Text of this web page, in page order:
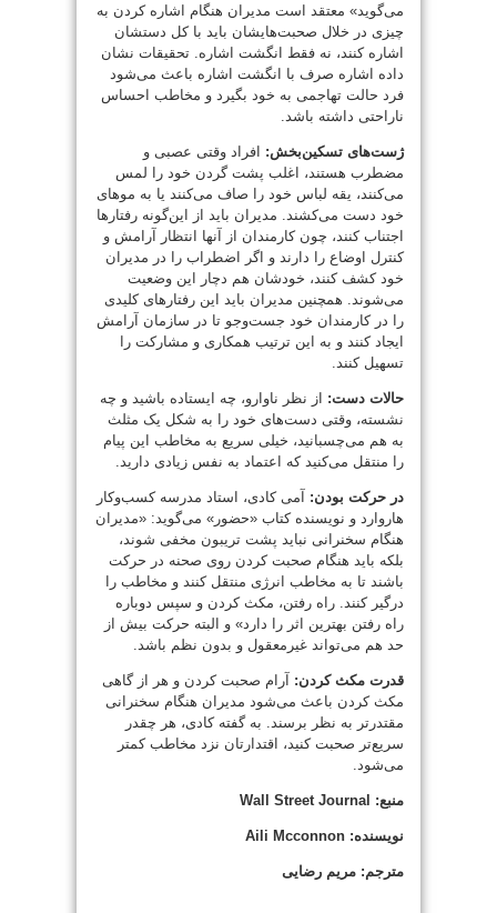
می‌گوید» معتقد است مدیران هنگام اشاره کردن به
چیزی در خلال صحبت‌هایشان باید با کل دستشان
اشاره کنند، نه فقط انگشت اشاره. تحقیقات نشان
داده اشاره صرف با انگشت اشاره باعث می‌شود
فرد حالت تهاجمی به خود بگیرد و مخاطب احساس
ناراحتی داشته باشد.
ژست‌های تسکین‌بخش: افراد وقتی عصبی و
مضطرب هستند، اغلب پشت گردن خود را لمس
می‌کنند، یقه لباس خود را صاف می‌کنند یا به موهای
خود دست می‌کشند. مدیران باید از این‌گونه رفتارها
اجتناب کنند، چون کارمندان از آنها انتظار آرامش و
کنترل اوضاع را دارند و اگر اضطراب را در مدیران
خود کشف کنند، خودشان هم دچار این وضعیت
می‌شوند. همچنین مدیران باید این رفتارهای کلیدی
را در کارمندان خود جست‌وجو تا در سازمان آرامش
ایجاد کنند و به این ترتیب همکاری و مشارکت را
تسهیل کنند.
حالات دست: از نظر ناوارو، چه ایستاده باشید و چه
نشسته، وقتی دست‌های خود را به شکل یک مثلث
به هم می‌چسبانید، خیلی سریع به مخاطب این پیام
را منتقل می‌کنید که اعتماد به نفس زیادی دارید.
در حرکت بودن:
آمی کادی، استاد مدرسه کسب‌وکار
هاروارد و نویسنده کتاب «حضور» می‌گوید: «مدیران
هنگام سخنرانی نباید پشت تریبون مخفی شوند،
بلکه باید هنگام صحبت کردن روی صحنه در حرکت
باشند تا به مخاطب انرژی منتقل کنند و مخاطب را
درگیر کنند. راه رفتن، مکث کردن و سپس دوباره
راه رفتن بهترین اثر را دارد» و البته حرکت بیش از
حد هم می‌تواند غیرمعقول و بدون نظم باشد.
قدرت مکث کردن: آرام صحبت کردن و هر از گاهی
مکث کردن باعث می‌شود مدیران هنگام سخنرانی
مقتدرتر به نظر برسند. به گفته کادی، هر چقدر
سریع‌تر صحبت کنید، اقتدارتان نزد مخاطب کمتر
می‌شود.
منبع: Wall Street Journal
نویسنده: Aili Mcconnon
مترجم: مریم رضایی